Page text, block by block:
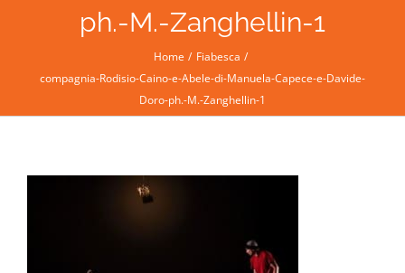
ph.-M.-Zanghellin-1
Home
Fiabesca
compagnia-Rodisio-Caino-e-Abele-di-Manuela-Capece-e-Davide-
Doro-ph.-M.-Zanghellin-1